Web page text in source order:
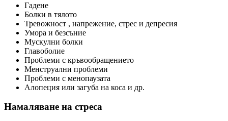
Гадене
Болки в тялото
Тревожност , напрежение, стрес и депресия
Умора и безсъние
Мускулни болки
Главоболие
Проблеми с кръвообращението
Менструални проблеми
Проблеми с менопаузата
Алопеция или загуба на коса и др.
Намаляване на стреса